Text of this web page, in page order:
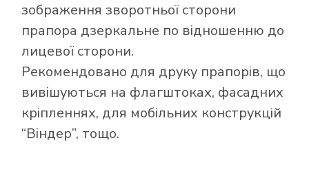
зображення зворотньої сторони
прапора дзеркальне по відношенню до
лицевої сторони.
Рекомендовано для друку прапорів, що
вивішуються на флагштоках, фасадних
кріпленнях, для мобільних конструкцій
“Віндер”, тощо.